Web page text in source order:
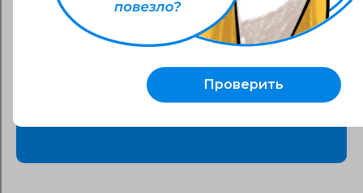
исполнительное производство
Установим удобную сумму ежемесячного
Проверить